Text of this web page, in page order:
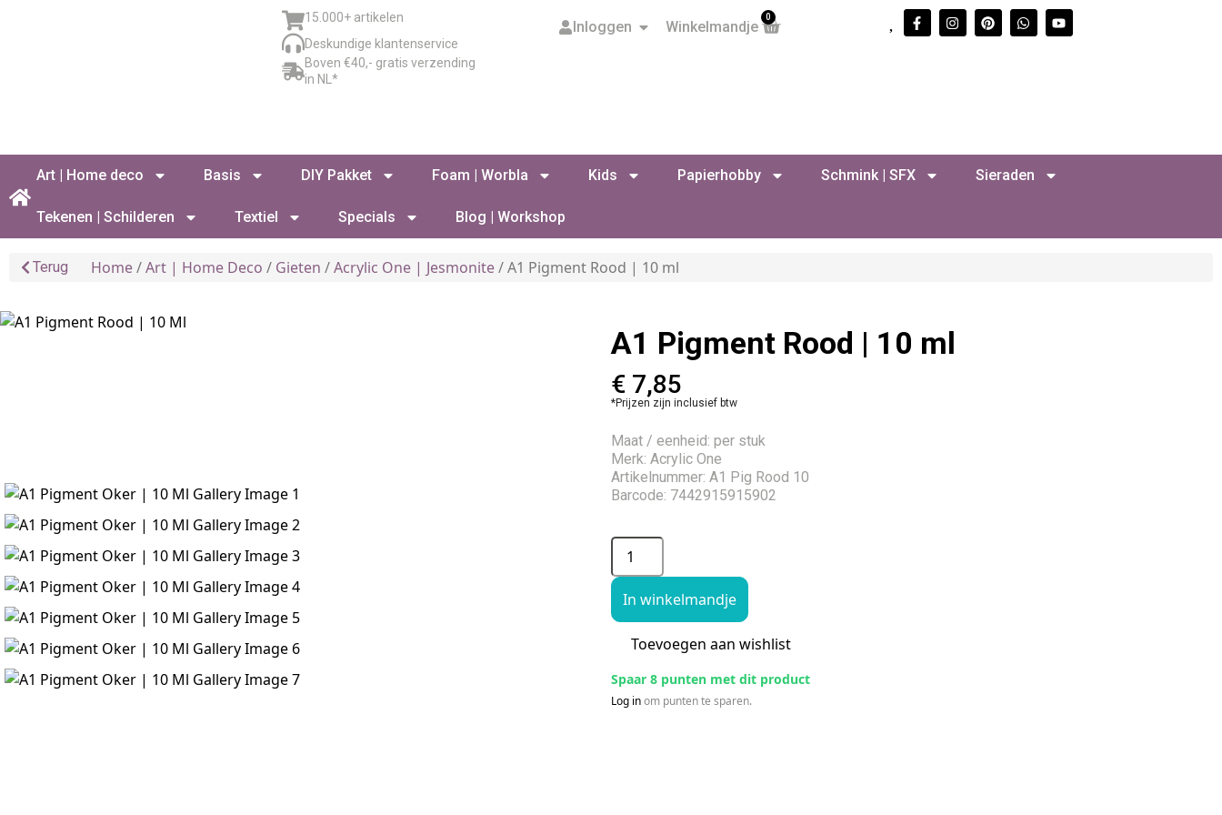
15.000+ artikelen
Deskundige klantenservice
Boven €40,- gratis verzending
in NL*
Inloggen Winkelmandje
0
Art | Home deco Basis DIY Pakket Foam | Worbla Kids Papierhobby Schmink | SFX Sieraden
Tekenen | Schilderen Textiel Specials Blog | Workshop
Terug Home/Art | Home Deco / Gieten /Acrylic One | Jesmonite/ A1 Pigment Rood | 10 ml
A1 Pigment Rood | 10 ml
€ 7,85
*Prijzen zijn inclusief btw
Maat / eenheid: per stuk
Merk: Acrylic One
Artikelnummer: A1 Pig Rood 10
Barcode: 7442915915902
In winkelmandje
Toevoegen aan wishlist
Spaar 8 punten met dit product
Log inom punten te sparen.